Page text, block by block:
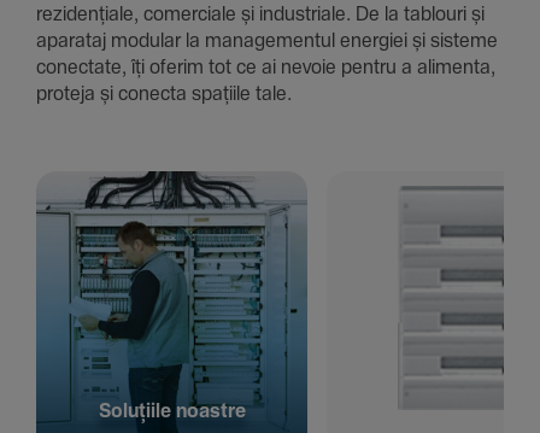
rezi­den­țiale, comer­ciale și indus­triale. De la tablouri și
aparataj modular la managementul energiei și sisteme
conec­tate, îți oferim tot ce ai nevoie pentru a alimenta,
proteja și conecta spațiile tale.
Solu­țiile noastre